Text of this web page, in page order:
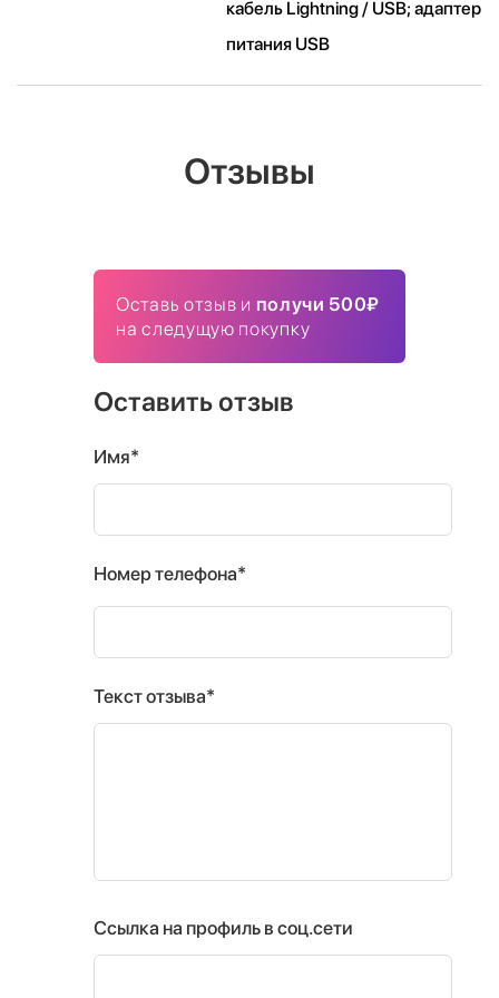
кабель Lightning / USB; адаптер
питания USB
Отзывы
Оставь отзыв и получи 500₽
на следущую покупку
Оставить отзыв
Имя*
Номер телефона*
Текст отзыва*
Ссылка на профиль в соц.сети